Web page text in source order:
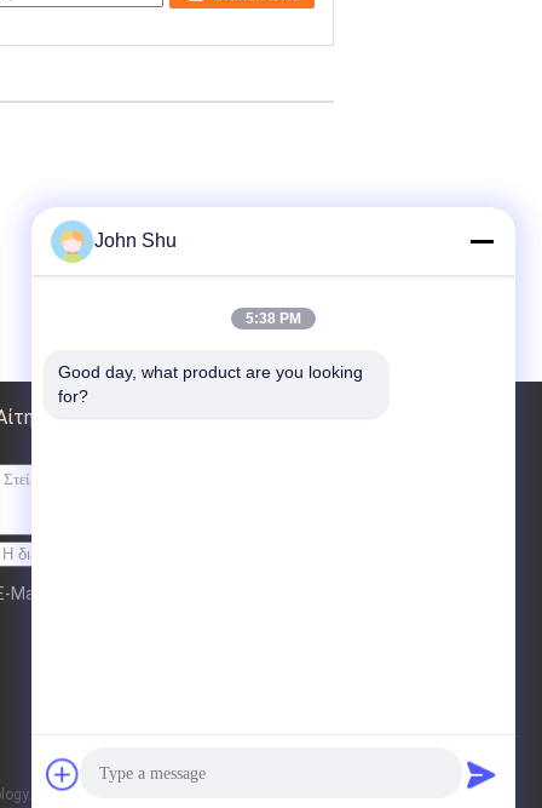
κράτησης
Mail
All Rights Reserved.
John Shu
5:38 PM
Good day, what product are you looking
for?